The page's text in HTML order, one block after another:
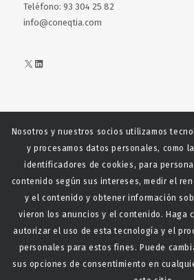
Teléfono: 93 304 25 82
info@coneqtia.com
X LinkedIn
Web realizada con el patrocinio del Centro
Español de Derechos Reprofráficos
Nosotros y nuestros socios utilizamos
y procesamos datos personales, como
identificadores de cookies, para
contenido según sus intereses, medir el
y el contenido y obtener información
vieron los anuncios y el contenido. Haga
autorizar el uso de esta tecnología y el
personales para estos fines. Puede
sus opciones de consentimiento en